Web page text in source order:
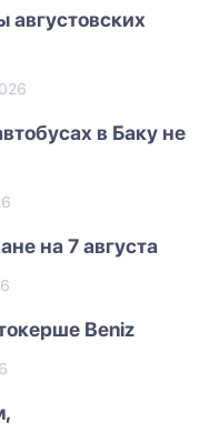
августовских
в Баку не
на 7 августа
Beniz